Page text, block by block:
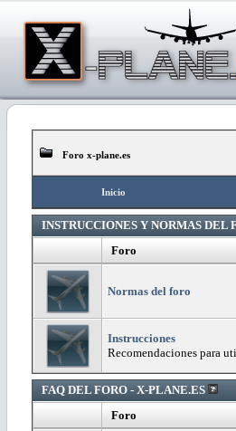
Foro x-plane.es
Inicio
INSTRUCCIONES Y NORMAS DEL
Foro
Normas del foro
Instrucciones
Recomendaciones para
FAQ DEL FORO - X-PLANE.ES
Foro